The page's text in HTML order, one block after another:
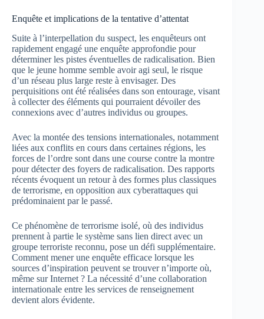
Enquête et implications de la tentative d’attentat
Suite à l’interpellation du suspect, les enquêteurs ont
rapidement engagé une enquête approfondie pour
déterminer les pistes éventuelles de radicalisation. Bien
que le jeune homme semble avoir agi seul, le risque
d’un réseau plus large reste à envisager. Des
perquisitions ont été réalisées dans son entourage, visant
à collecter des éléments qui pourraient dévoiler des
connexions avec d’autres individus ou groupes.
Avec la montée des tensions internationales, notamment
liées aux conflits en cours dans certaines régions, les
forces de l’ordre sont dans une course contre la montre
pour détecter des foyers de radicalisation. Des rapports
récents évoquent un retour à des formes plus classiques
de terrorisme, en opposition aux cyberattaques qui
prédominaient par le passé.
Ce phénomène de terrorisme isolé, où des individus
prennent à partie le système sans lien direct avec un
groupe terroriste reconnu, pose un défi supplémentaire.
Comment mener une enquête efficace lorsque les
sources d’inspiration peuvent se trouver n’importe où,
même sur Internet ? La nécessité d’une collaboration
internationale entre les services de renseignement
devient alors évidente.